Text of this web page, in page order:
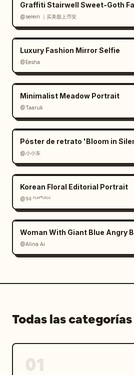
Graffiti Stairwell Sweet-Goth
@serein ｜买美股上币安
Luxury Fashion Mirror Selfie
@Eesha
Minimalist Meadow Portrait
@Taaruk
Póster de retrato 'Bloom in
@小小东
Korean Floral Editorial Portrait
@𝟡𝟜 ᴾᴸᴬʸᶠᴼᴿᴳᴱ
Woman With Giant Blue Angry
@Alina Ai
Todas las